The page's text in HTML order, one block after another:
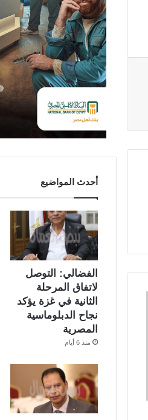
أحدث المواضيع
الفضالي: التوصل
لاتفاق المرحلة
الثانية في غزة يؤكد
نجاح الدبلوماسية
المصرية
منذ 6 أيام